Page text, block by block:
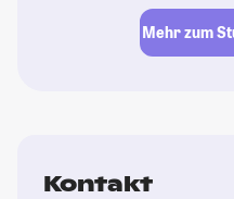
Mehr zum
Kontakt